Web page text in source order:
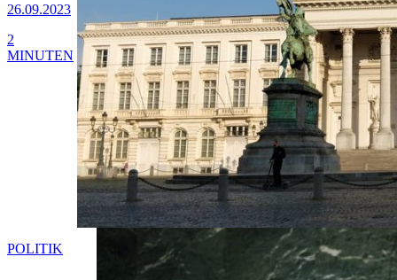
26.09.2023
2
MINUTEN
POLITIK